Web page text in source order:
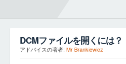
DCMファイルを開くには？
アドバイスの著者: Mr Brankiewicz